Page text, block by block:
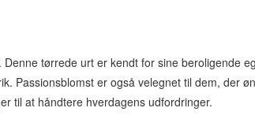
tørrede urt er kendt for sine beroligende
er også velegnet til dem, der
til at håndtere hverdagens udfordringer.